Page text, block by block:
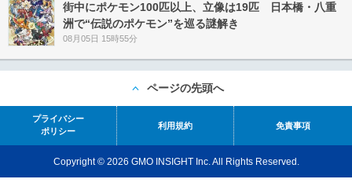
街中にポケモン100匹以上、立像は19匹 日本橋・八重
洲で“伝説のポケモン”を巡る謎解き
08月05日 15時55分
ページの先頭へ
プライバシー
ポリシー
利用規約 免責事項
Copyright © 2026 GMO INSIGHT Inc. All Rights Reserved.